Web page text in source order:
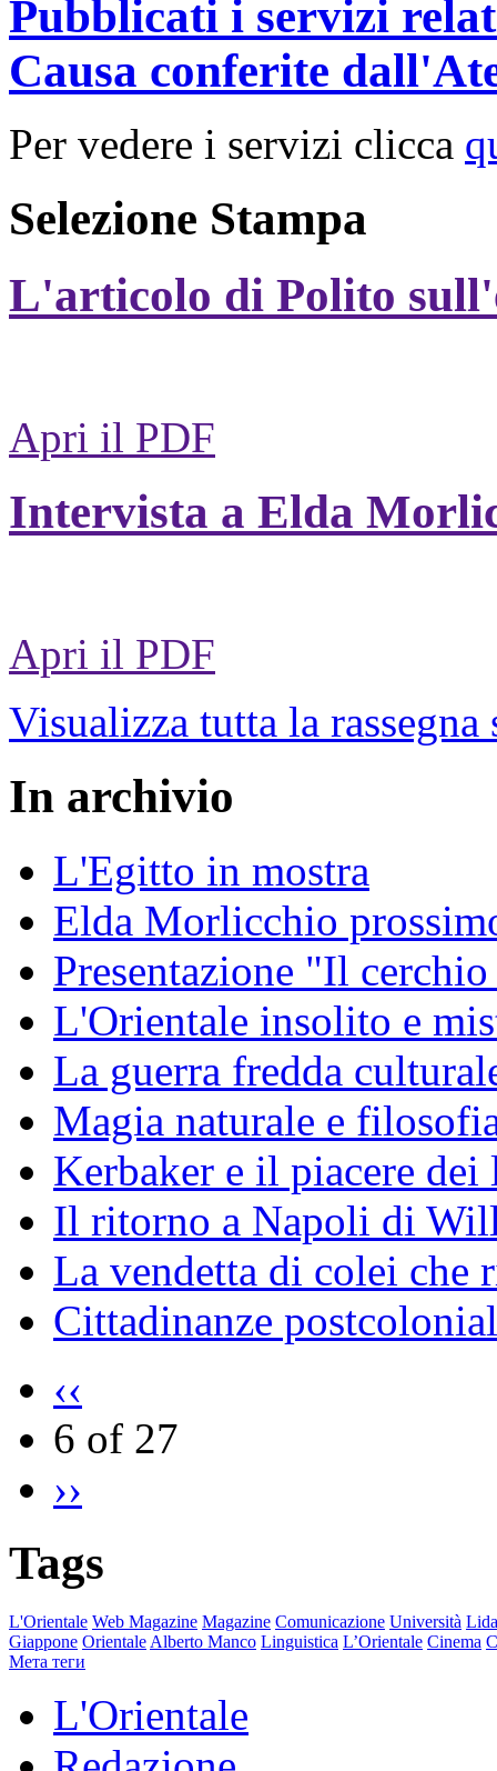
Pubblicati i servizi
Causa conferite
Per vedere i servizi clicca
Selezione Stampa
L'articolo di Polito
Apri il PDF
Intervista a Elda
Apri il PDF
Visualizza tutta la rassegna
In archivio
L'Egitto in mostra
Elda Morlicchio
Presentazione "Il
L'Orientale insolito e
La guerra fredda
Magia naturale e
Kerbaker e il piacere
Il ritorno a Napoli di
La vendetta di colei che
Cittadinanze
‹‹
6 of 27
››
Tags
L'Orientale Web Magazine Magazine Comunicazione Università
Giappone Orientale Alberto Manco Linguistica L’Orientale Cinema
Мета теги
L'Orientale